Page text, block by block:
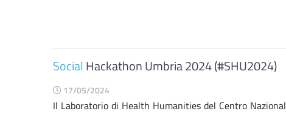
Social Hackathon Umbria 2024 (#SHU2024)
17/05/2024
Il Laboratorio di Health Humanities del Centro